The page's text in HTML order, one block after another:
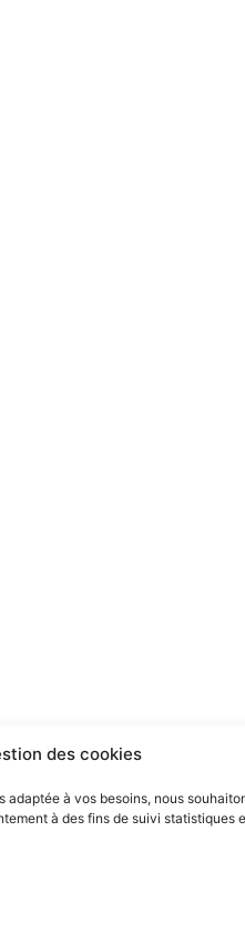
des cookies
à vos besoins, nous
à des fins de suivi statistiques